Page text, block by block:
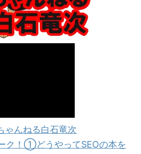
ゃんねる白石竜次
ク！①どうやってSEOの本を